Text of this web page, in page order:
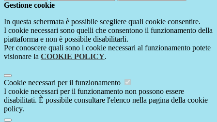
Gestione cookie
In questa schermata è possibile scegliere quali cookie consentire.
I cookie necessari sono quelli che consentono il funzionamento della
piattaforma e non è possibile disabilitarli.
Per conoscere quali sono i cookie necessari al funzionamento potete
visionare la COOKIE POLICY.
Cookie necessari per il funzionamento
I cookie necessari per il funzionamento non possono essere
disabilitati. È possibile consultare l'elenco nella pagina della cookie
policy.